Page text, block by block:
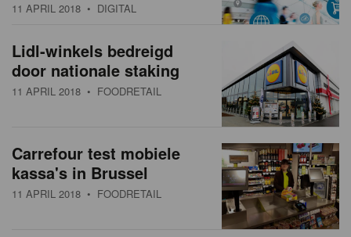
11 APRIL 2018 • DIGITAL
Lidl-winkels bedreigd
door nationale staking
11 APRIL 2018 • FOODRETAIL
Carrefour test mobiele
kassa's in Brussel
11 APRIL 2018 • FOODRETAIL